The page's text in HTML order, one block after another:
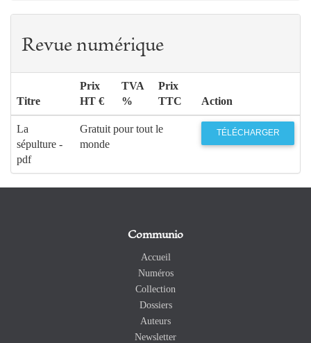
Revue numérique
Titre
Prix
HT €
TVA
%
Prix
TTC
Action
La
sépulture -
pdf
Gratuit pour tout le
monde
TÉLÉCHARGER
Communio
Accueil
Numéros
Collection
Dossiers
Auteurs
Newsletter